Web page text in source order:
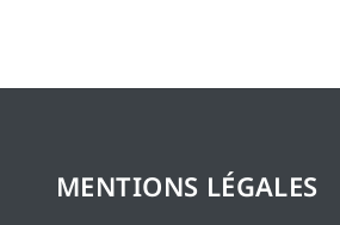
MENTIONS LÉGALES